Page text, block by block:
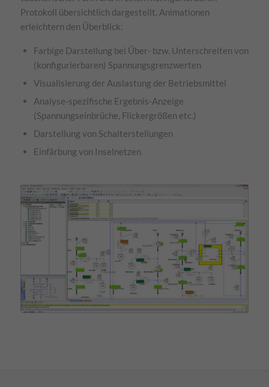
Protokoll übersichtlich dargestellt. Animationen
erleichtern den Überblick:
Farbige Darstellung bei Über- bzw. Unterschreiten von
(konfigurierbaren) Spannungsgrenzwerten
Visualisierung der Auslastung der Betriebsmittel
Analyse-spezifische Ergebnis-Anzeige
(Spannungseinbrüche, Flickergrößen etc.)
Darstellung von Schalterstellungen
Einfärbung von Inselnetzen